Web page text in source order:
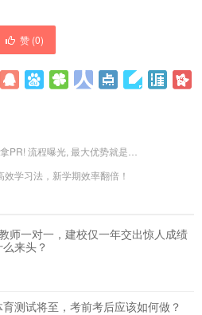
赞 (0)
PR! 流程曝光, 最大优势就是…
学习法，新学期效率翻倍！
师一对一，建校仅一年交出惊人成绩
来头？
测试将至，考前考后应该如何做？